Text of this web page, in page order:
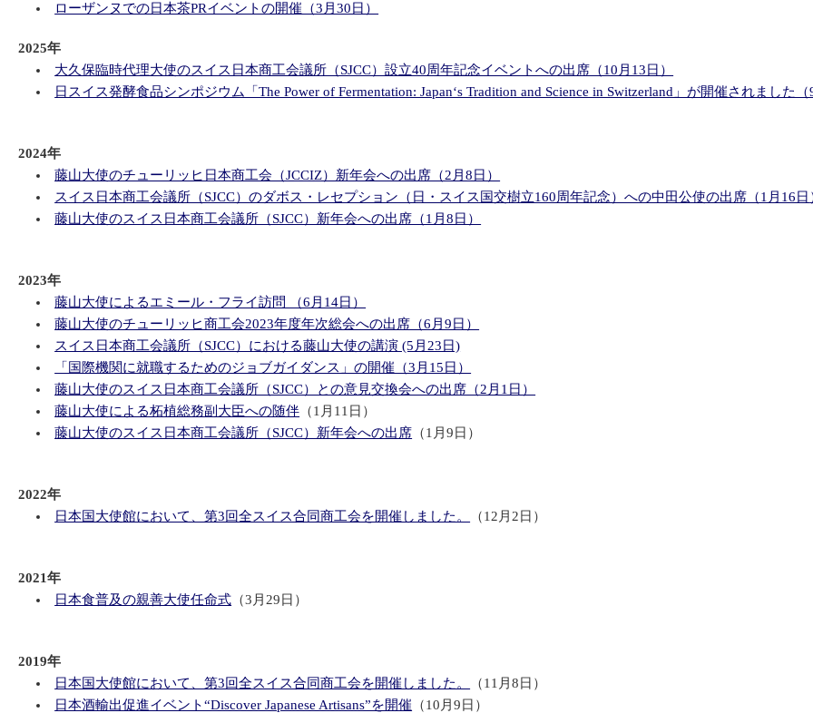
ローザンヌでの日本茶PRイベントの開催（3月30日）
2025年
大久保臨時代理大使のスイス日本商工会議所（SJCC）設立40周年記念イベントへの出席（10月13日）
日スイス発酵食品シンポジウム「The Power of Fermentation: Japan‘s Tradition and Science in Switzerland」が開催されました（
2024年
藤山大使のチューリッヒ日本商工会（JCCIZ）新年会への出席（2月8日）
スイス日本商工会議所（SJCC）のダボス・レセプション（日・スイス国交樹立160周年記念）への中田公使の出席（1月16日
藤山大使のスイス日本商工会議所（SJCC）新年会への出席（1月8日）
2023年
藤山大使によるエミール・フライ訪問 （6月14日）
藤山大使のチューリッヒ商工会2023年度年次総会への出席（6月9日）
スイス日本商工会議所（SJCC）における藤山大使の講演 (5月23日)
「国際機関に就職するためのジョブガイダンス」の開催（3月15日）
藤山大使のスイス日本商工会議所（SJCC）との意見交換会への出席（2月1日）
藤山大使による柘植総務副大臣への随伴 （1月11日）
藤山大使のスイス日本商工会議所（SJCC）新年会への出席 （1月9日）
2022年
日本国大使館において、第3回全スイス合同商工会を開催しました。
（12月2日）
2021年
日本食普及の親善大使任命式 （3月29日）
2019年
日本国大使館において、第3回全スイス合同商工会を開催しました。
（11月8日）
日本酒輸出促進イベント“Discover Japanese Artisans”を開催 （10月9日）